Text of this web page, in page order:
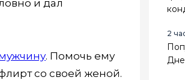
и дал
. Помочь ему
со своей женой.
2